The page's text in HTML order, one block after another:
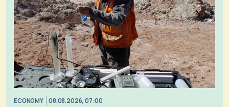
ECONOMY 08.08.2026, 07:00